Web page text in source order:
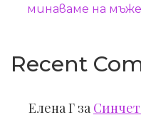
минаваме на
Recent
Елена Г за